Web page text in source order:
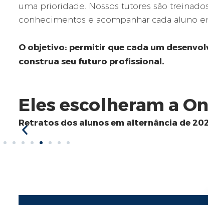
uma prioridade. Nossos tutores são
conhecimentos e acompanhar cada aluno
O objetivo: permitir que cada um
construa seu futuro profissional.
Eles escolheram a
Retratos dos alunos em alternância de